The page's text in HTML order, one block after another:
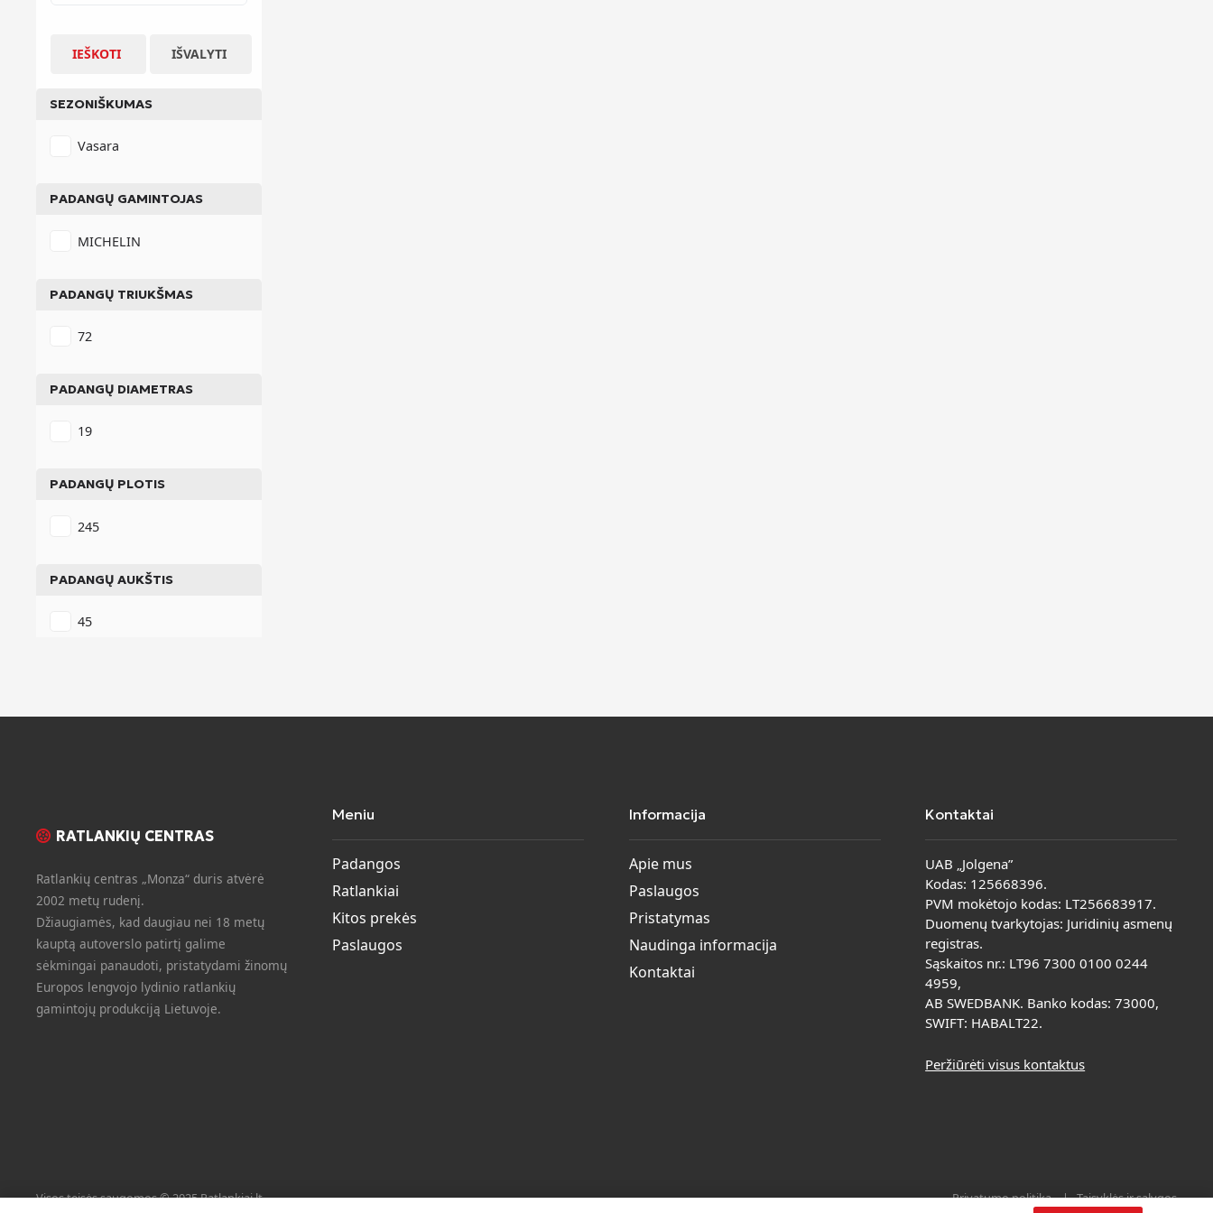
IEŠKOTI IŠVALYTI
SEZONIŠKUMAS
Vasara
PADANGŲ GAMINTOJAS
MICHELIN
PADANGŲ TRIUKŠMAS
72
PADANGŲ DIAMETRAS
19
PADANGŲ PLOTIS
245
PADANGŲ AUKŠTIS
45
RATLANKIŲ CENTRAS
Ratlankių centras „Monza“ duris atvėrė
2002 metų rudenį.
Džiaugiamės, kad daugiau nei 18 metų
kauptą autoverslo patirtį galime
sėkmingai panaudoti, pristatydami žinomų
Europos lengvojo lydinio ratlankių
gamintojų produkciją Lietuvoje.
Meniu
Padangos
Ratlankiai
Kitos prekės
Paslaugos
Informacija
Apie mus
Paslaugos
Pristatymas
Naudinga informacija
Kontaktai
Kontaktai
UAB „Jolgena”
Kodas: 125668396.
PVM mokėtojo kodas: LT256683917.
Duomenų tvarkytojas: Juridinių asmenų
registras.
Sąskaitos nr.: LT96 7300 0100 0244
4959,
AB SWEDBANK. Banko kodas: 73000,
SWIFT: HABALT22.
Peržiūrėti visus kontaktus
Visos teisės saugomos © 2025 Ratlankiai.lt
Privatumo politika|Taisyklės ir sąlygos